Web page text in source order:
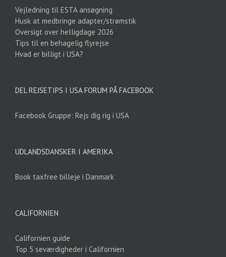
Vejledning til ESTA ansøgning
Husk at medbringe adapter/strømstik
Oversigt over helligdage 2026
Tips til en behagelig flyrejse
Hvad er billigt i USA?
DEL REJSETIPS I USA FORUM PÅ FACEBOOK
Facebook Gruppe: Rejs dig rig i USA
UDLANDSDANSKER I AMERIKA
Book taxfree billeje i Danmark
CALIFORNIEN
Californien guide
Top 5 seværdigheder i Californien